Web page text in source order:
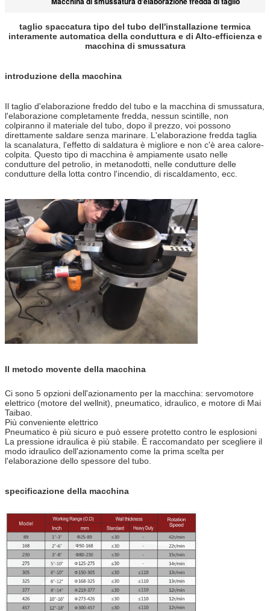
taglio spaccatura tipo del tubo dell'installazione termica
interamente automatica della conduttura e di Alto-efficienza e
macchina di smussatura
introduzione della macchina
Il taglio d'elaborazione freddo del tubo e la macchina di smussatura,
l'elaborazione completamente fredda, nessun scintille, non
colpiranno il materiale del tubo, dopo il prezzo, voi possono
direttamente saldare senza marinare. L'elaborazione fredda taglia
la scanalatura, l'effetto di saldatura è migliore e non c'è area calore-
colpita. Questo tipo di macchina è ampiamente usato nelle
condutture del petrolio, in metanodotti, nelle condutture delle
condutture della lotta contro l'incendio, di riscaldamento, ecc.
Il metodo movente della macchina
Ci sono 5 opzioni dell'azionamento per la macchina: servomotore
elettrico (motore del wellnit), pneumatico, idraulico, e motore di Mai
Taibao.
Più conveniente elettrico
Pneumatico è più sicuro e può essere protetto contro le esplosioni
La pressione idraulica è più stabile. È raccomandato per scegliere il
modo idraulico dell'azionamento come la prima scelta per
l'elaborazione dello spessore del tubo.
specificazione della macchina